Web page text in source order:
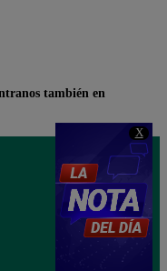
X
también en